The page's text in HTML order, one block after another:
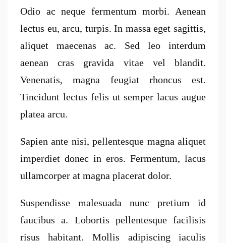
Odio ac neque fermentum morbi. Aenean
lectus eu, arcu, turpis. In massa eget sagittis,
aliquet maecenas ac. Sed leo interdum
aenean cras gravida vitae vel blandit.
Venenatis, magna feugiat rhoncus est.
Tincidunt lectus felis ut semper lacus augue
platea arcu.
Sapien ante nisi, pellentesque magna aliquet
imperdiet donec in eros. Fermentum, lacus
ullamcorper at magna placerat dolor.
Suspendisse malesuada nunc pretium id
faucibus a. Lobortis pellentesque facilisis
risus habitant. Mollis adipiscing iaculis